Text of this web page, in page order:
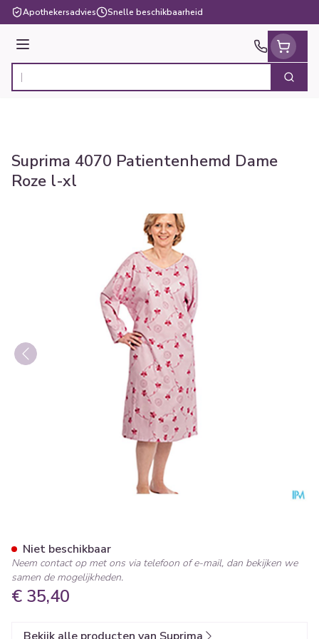
Ga naar de inhoud
Apothekersadvies Snelle beschikbaarheid
Menu
Product, merk, categorie... Zoek
Suprima 4070 Patientenhemd Dame
Roze l-xl
€ 35,40
Niet beschikbaar
Neem contact op met ons via telefoon of e-mail, dan bekijken we
samen de mogelijkheden.